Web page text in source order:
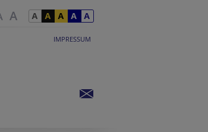
IMPRESSUM